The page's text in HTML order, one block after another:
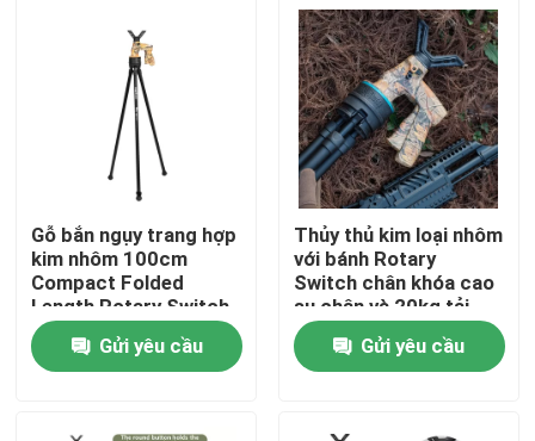
Gỗ bắn ngụy trang hợp
kim nhôm 100cm
Compact Folded
Length Rotary Switch
Leg Locks
Gửi yêu cầu
Thủy thủ kim loại nhôm
với bánh Rotary
Switch chân khóa cao
su chân và 20kg tải
trọng
Gửi yêu cầu